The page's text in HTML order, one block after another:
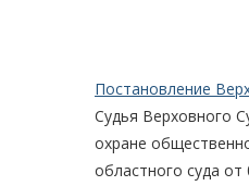
Постановление
Судья Верховного
охране
областного суда